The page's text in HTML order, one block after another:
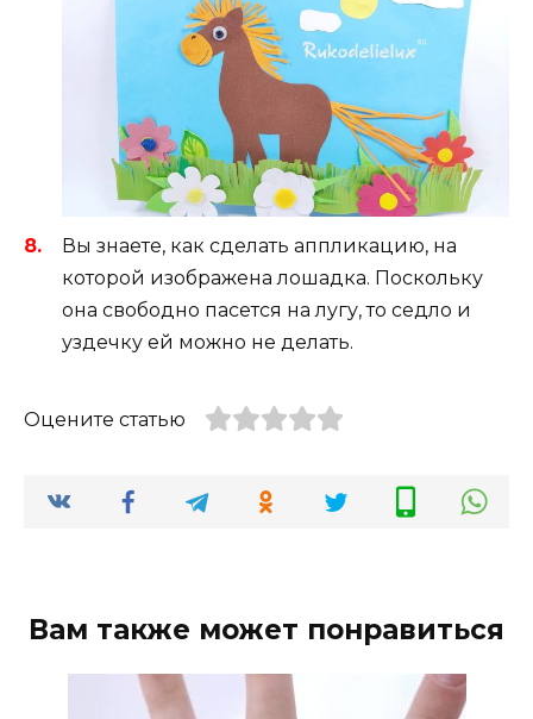
Вы знаете, как сделать аппликацию, на
которой изображена лошадка. Поскольку
она свободно пасется на лугу, то седло и
уздечку ей можно не делать.
Оцените статью
Вам также может понравиться